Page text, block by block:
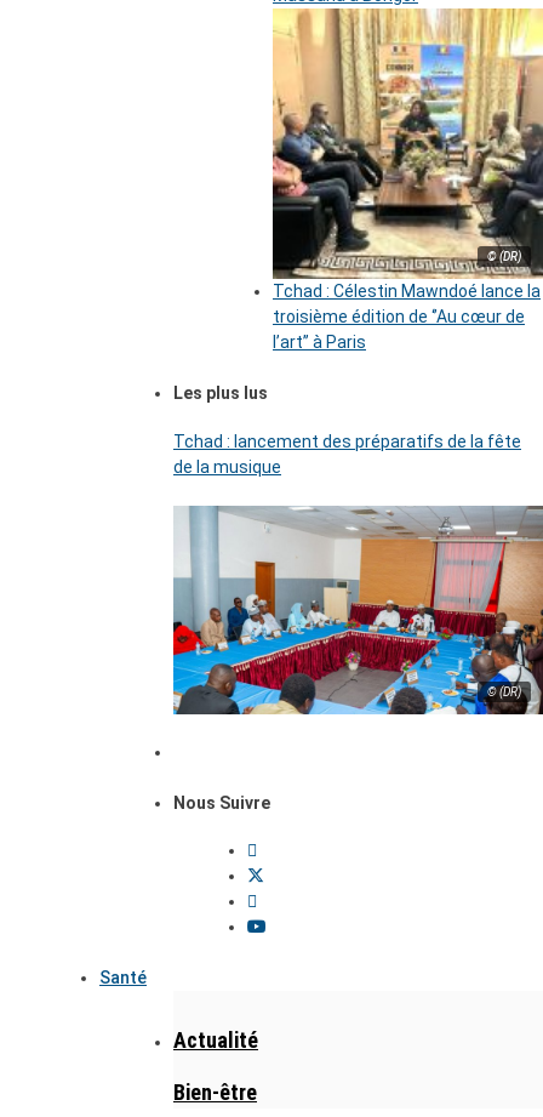
© (DR)
Tchad : Célestin Mawndoé lance la
troisième édition de ‘’Au cœur de
l’art’’ à Paris
Les plus lus
Tchad : lancement des préparatifs de la fête
de la musique
© (DR)
Nous Suivre
Santé
Actualité
Bien-être